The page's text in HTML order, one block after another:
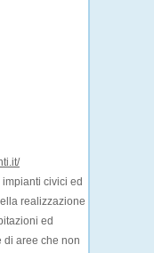
civici ed
realizzazione
ed
di aree che non